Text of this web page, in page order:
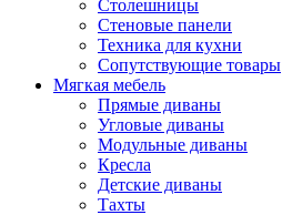
Столешницы
Стеновые панели
Техника для кухни
Сопутствующие товары
Мягкая мебель
Прямые диваны
Угловые диваны
Модульные диваны
Кресла
Детские диваны
Тахты